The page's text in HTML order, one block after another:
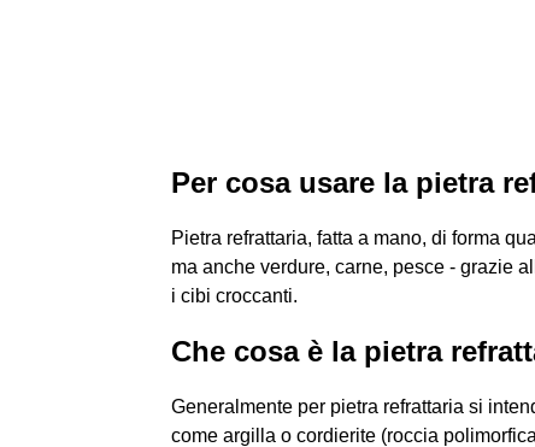
Per cosa usare la pietra
Pietra refrattaria, fatta a mano, di forma
ma anche verdure, carne, pesce - grazie
i cibi croccanti.
Che cosa è la pietra
Generalmente per pietra refrattaria si
come argilla o cordierite (roccia